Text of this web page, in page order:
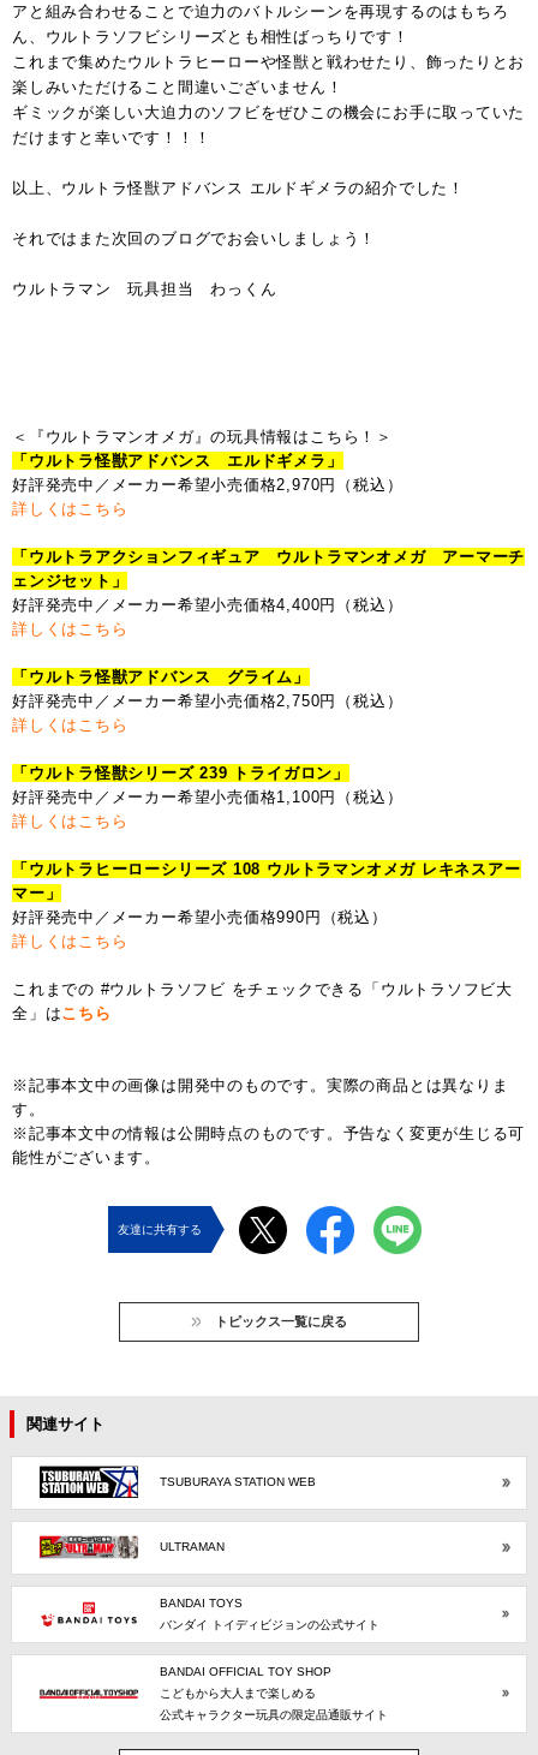
アと組み合わせることで迫力のバトルシーンを再現するのはもちろ
ん、ウルトラソフビシリーズとも相性ばっちりです！
これまで集めたウルトラヒーローや怪獣と戦わせたり、飾ったりとお
楽しみいただけること間違いございません！
ギミックが楽しい大迫力のソフビをぜひこの機会にお手に取っていた
だけますと幸いです！！！
以上、ウルトラ怪獣アドバンス エルドギメラの紹介でした！
それではまた次回のブログでお会いしましょう！
ウルトラマン 玩具担当 わっくん
＜『ウルトラマンオメガ』の玩具情報はこちら！＞
「ウルトラ怪獣アドバンス エルドギメラ」
好評発売中／メーカー希望小売価格2,970円（税込）
詳しくはこちら
「ウルトラアクションフィギュア ウルトラマンオメガ アーマーチ
ェンジセット」
好評発売中／メーカー希望小売価格4,400円（税込）
詳しくはこちら
「ウルトラ怪獣アドバンス グライム」
好評発売中／メーカー希望小売価格2,750円（税込）
詳しくはこちら
「ウルトラ怪獣シリーズ 239 トライガロン」
好評発売中／メーカー希望小売価格1,100円（税込）
詳しくはこちら
「ウルトラヒーローシリーズ 108 ウルトラマンオメガ レキネスアー
マー」
好評発売中／メーカー希望小売価格990円（税込）
詳しくはこちら
これまでの #ウルトラソフビ をチェックできる「ウルトラソフビ大
全」はこちら
※記事本文中の画像は開発中のものです。実際の商品とは異なりま
す。
※記事本文中の情報は公開時点のものです。予告なく変更が生じる可
能性がございます。
友達に共有する
トピックス一覧に戻る
関連サイト
TSUBURAYA STATION WEB
ULTRAMAN
BANDAI TOYS
バンダイ トイディビジョンの公式サイト
BANDAI OFFICIAL TOY SHOP
こどもから大人まで楽しめる
公式キャラクター玩具の限定品通販サイト